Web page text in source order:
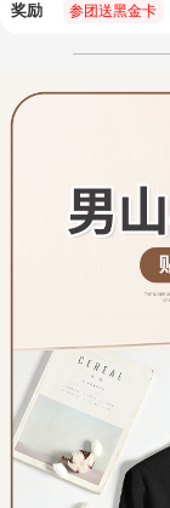
奖励 参团送黑金卡